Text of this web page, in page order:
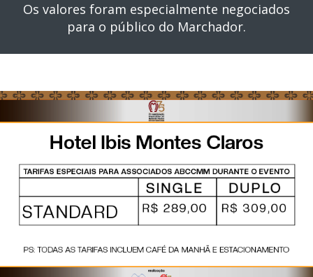
Os valores foram especialmente negociados
para o público do Marchador.